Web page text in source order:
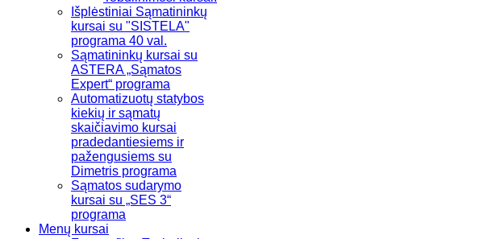
Išplėstiniai Sąmatininkų
kursai su "SISTELA"
programa 40 val.
Sąmatininkų kursai su
ASTERA „Sąmatos
Expert“ programa
Automatizuotų statybos
kiekių ir sąmatų
skaičiavimo kursai
pradedantiesiems ir
pažengusiems su
Dimetris programa
Sąmatos sudarymo
kursai su „SES 3“
programa
Menų kursai